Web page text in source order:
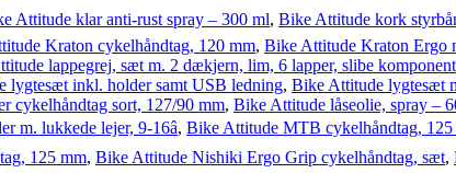
Attitude klar anti-rust spray – 300 ml, Bike Attitude kork
Kraton cykelhåndtag, 120 mm, Bike Attitude Kraton Ergo
lappegrej, sæt m. 2 dækjern, lim, 6 lapper, slibe komponent
lygtesæt inkl. holder samt USB ledning, Bike Attitude lygtesæt
cykelhåndtag sort, 127/90 mm, Bike Attitude låseolie, spray –
lukkede lejer, 9-16â, Bike Attitude MTB cykelhåndtag, 125
125 mm, Bike Attitude Nishiki Ergo Grip cykelhåndtag, sæt,